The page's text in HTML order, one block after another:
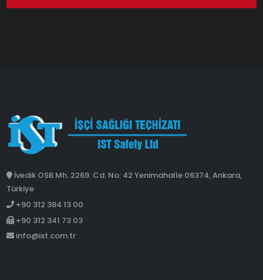
İvedik OSB Mh. 2269. Cd. No: 42 Yenimahalle 06374, Ankara,
Türkiye
+90 312 384 13 00
+90 312 341 73 03
info@ist.com.tr